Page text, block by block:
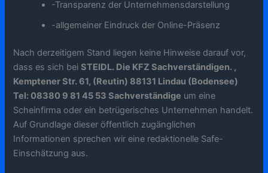
-Transparenz der Unternehmensdarstellung
-allgemeiner Eindruck der Online-Präsenz
Nach derzeitigem Stand liegen keine Hinweise darauf vor,
dass es sich bei STEIDL. Die KFZ Sachverständigen. ,
Kemptener Str. 61, (Reutin) 88131 Lindau (Bodensee)
Tel: 08380 9 81 45 53 Sachverständige um eine
Scheinfirma oder ein betrügerisches Unternehmen handelt.
Auf Grundlage dieser öffentlich zugänglichen
Informationen sprechen wir eine redaktionelle Safe-
Einschätzung aus.